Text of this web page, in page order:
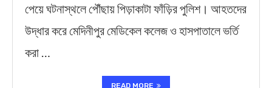
পেয়ে ঘটনাস্থলে পৌঁছায় পিড়াকাটা ফাঁড়ির পুলিশ। আহতদের
উদ্ধার করে মেদিনীপুর মেডিকেল কলেজ ও হাসপাতালে ভর্তি
করা …
READ MORE